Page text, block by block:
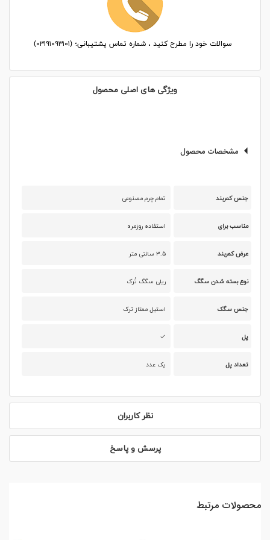
سوالات خود را مطرح کنید ، شماره تماس پشتیبانی؛ (۰۳۱۹۱۰۹۳۱۰۱)
ویژگی های اصلی محصول
مشخصات محصول
جنس کمربند تمام چرم مصنوعی
مناسب برای استفاده روزمره
عرض کمربند ۳.۵ سانتی متر
نوع بسته شدن سگگ ریلی سگگ تُرک
جنس سگک استیل ممتاز ترک
پل
تعداد پل یک عدد
نظر کاربران
پرسش و پاسخ
محصولات مرتبط